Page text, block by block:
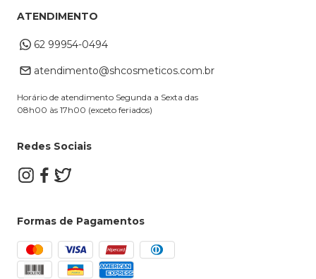
Cupons
Troca e Devoluções
Dúvidas Frequentes
Alterar Cadastro
ATENDIMENTO
62 99954-0494
atendimento@shcosmeticos.com.br
Horário de atendimento Segunda a Sexta das
08h00 às 17h00 (exceto feriados)
Redes Sociais
Formas de Pagamentos